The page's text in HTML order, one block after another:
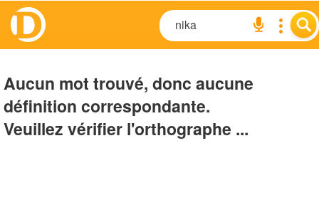
Aucun mot trouvé, donc aucune
définition correspondante.
Veuillez vérifier l'orthographe ...